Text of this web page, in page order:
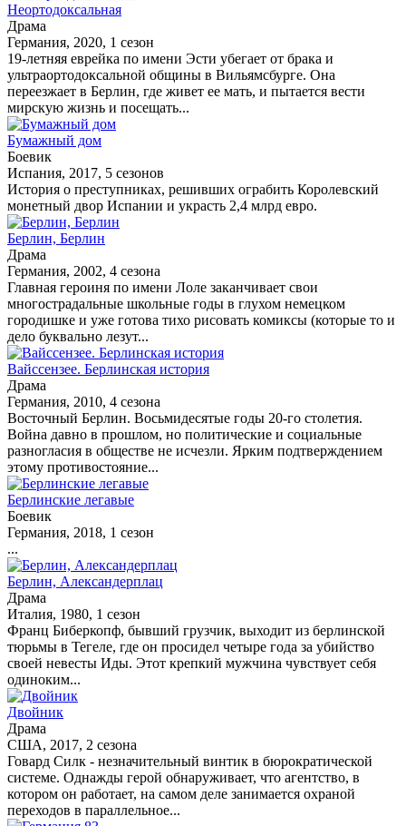
Неортодоксальная
Драма
Германия, 2020, 1 сезон
19-летняя еврейка по имени Эсти убегает от брака и
ультраортодоксальной общины в Вильямсбурге. Она
переезжает в Берлин, где живет ее мать, и пытается вести
мирскую жизнь и посещать...
Бумажный дом
Боевик
Испания, 2017, 5 сезонов
История о преступниках, решивших ограбить Королевский
монетный двор Испании и украсть 2,4 млрд евро.
Берлин, Берлин
Драма
Германия, 2002, 4 сезона
Главная героиня по имени Лоле заканчивает свои
многострадальные школьные годы в глухом немецком
городишке и уже готова тихо рисовать комиксы (которые то и
дело буквально лезут...
Вайссензее. Берлинская история
Драма
Германия, 2010, 4 сезона
Восточный Берлин. Восьмидесятые годы 20-го столетия.
Война давно в прошлом, но политические и социальные
разногласия в обществе не исчезли. Ярким подтверждением
этому противостояние...
Берлинские легавые
Боевик
Германия, 2018, 1 сезон
...
Берлин, Александерплац
Драма
Италия, 1980, 1 сезон
Франц Биберкопф, бывший грузчик, выходит из берлинской
тюрьмы в Тегеле, где он просидел четыре года за убийство
своей невесты Иды. Этот крепкий мужчина чувствует себя
одиноким...
Двойник
Драма
США, 2017, 2 сезона
Говард Силк - незначительный винтик в бюрократической
системе. Однажды герой обнаруживает, что агентство, в
котором он работает, на самом деле занимается охраной
переходов в параллельное...